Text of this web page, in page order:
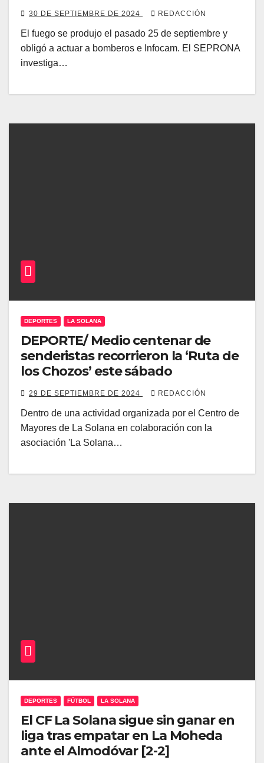
30 DE SEPTIEMBRE DE 2024 REDACCIÓN
El fuego se produjo el pasado 25 de septiembre y
obligó a actuar a bomberos e Infocam. El SEPRONA
investiga…
DEPORTES LA SOLANA
DEPORTE/ Medio centenar de
senderistas recorrieron la ‘Ruta de
los Chozos’ este sábado
29 DE SEPTIEMBRE DE 2024 REDACCIÓN
Dentro de una actividad organizada por el Centro de
Mayores de La Solana en colaboración con la
asociación 'La Solana…
DEPORTES FÚTBOL LA SOLANA
El CF La Solana sigue sin ganar en
liga tras empatar en La Moheda
ante el Almodóvar [2-2]